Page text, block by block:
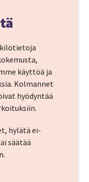
käyttöä ja
Kolmannet
hyödyntää
hylätä ei-
säätää